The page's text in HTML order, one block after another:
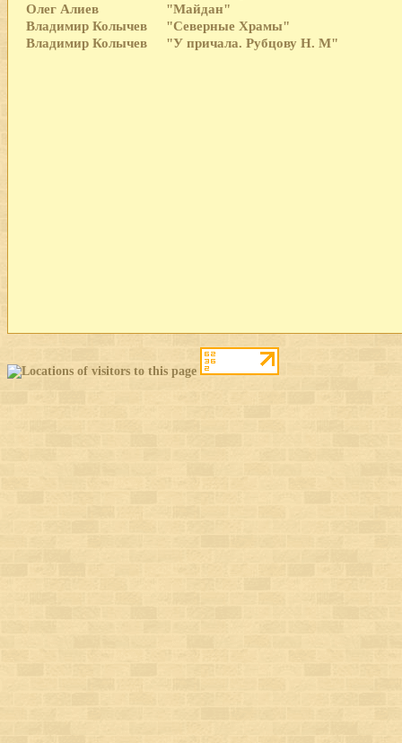
Олег Алиев
"Майдан"
Владимир Колычев
"Северные Храмы"
Владимир Колычев
"У причала. Рубцову Н. М"